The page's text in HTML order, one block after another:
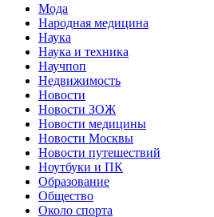
Мода
Народная медицина
Наука
Наука и техника
Научпоп
Недвижимость
Новости
Новости ЗОЖ
Новости медицины
Новости Москвы
Новости путешествий
Ноутбуки и ПК
Образование
Общество
Около спорта